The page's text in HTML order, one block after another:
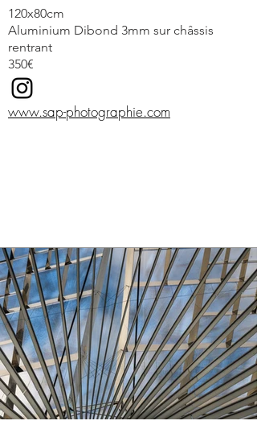
120x80cm
Aluminium Dibond 3mm sur châssis
rentrant
350€
www.sap-photographie.com